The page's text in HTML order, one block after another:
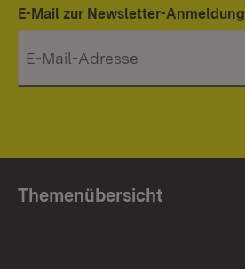
E-Mail zur Newsletter-Anmeldung
Themenübersicht